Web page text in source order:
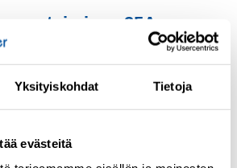
Yksityiskohdat Tietoja
evästeitä
25A
hinnat ja käyttääksesi